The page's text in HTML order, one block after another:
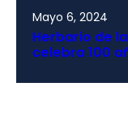
Mayo 6, 2024
Herbario de
celebra 100